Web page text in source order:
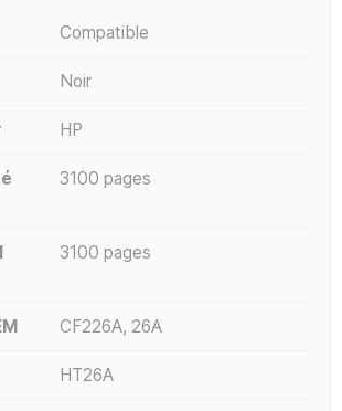
Compatible
Noir
HP
3100 pages
3100 pages
CF226A, 26A
HT26A